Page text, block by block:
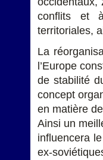
conflits et
territoriales,
La
l’Europe
de stabilité
concept
en matière
Ainsi un
influencera
ex-